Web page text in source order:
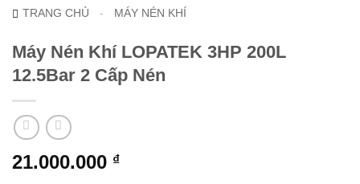
TRANG CHỦ - MÁY NÉN KHÍ
Máy Nén Khí LOPATEK 3HP 200L
12.5Bar 2 Cấp Nén
21.000.000 ₫